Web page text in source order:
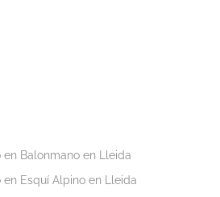
en Balonmano en Lleida
en Esquí Alpino en Lleida